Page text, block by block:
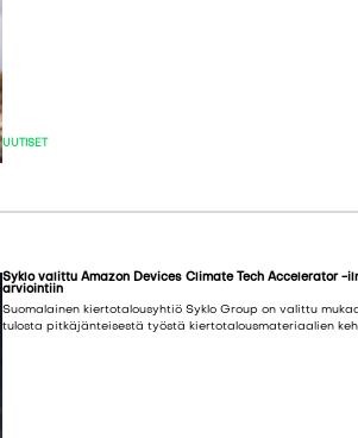
UUTISET
Syklo valittu Amazon Devices Climate Tech Accelerator
arviointiin
Suomalainen kiertotalousyhtiö Syklo Group on valittu
tulosta pitkäjänteisestä työstä kiertotalousmateriaalien